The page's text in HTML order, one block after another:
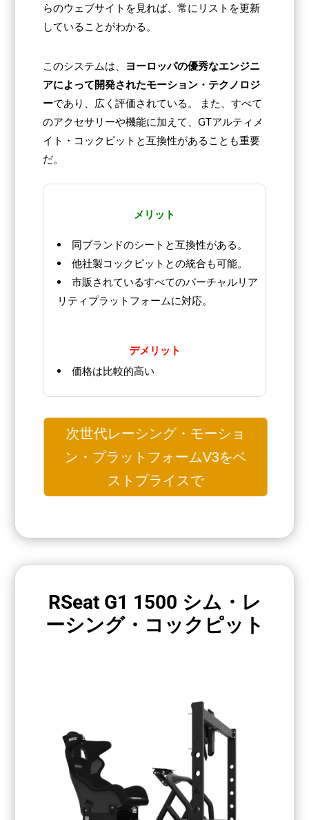
らのウェブサイトを見れば、常にリストを更新
していることがわかる。
このシステムは、 ヨーロッパの優秀なエンジニ
アによって開発されたモーション・テクノロジ
ーであり、広く評価されている。 また、すべて
のアクセサリーや機能に加えて、GTアルティメ
イト・コックピットと互換性があることも重要
だ。
メリット
同ブランドのシートと互換性がある。
他社製コックピットとの統合も可能。
市販されているすべてのバーチャルリア
リティプラットフォームに対応。
デメリット
価格は比較的高い
次世代レーシング・モーショ
ン・プラットフォームV3をベ
ストプライスで
RSeat G1 1500 シム・レ
ーシング・コックピット